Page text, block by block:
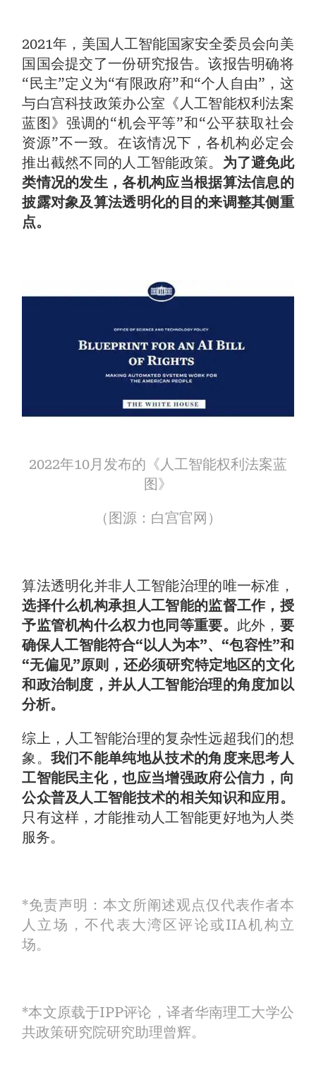
2021年，美国人工智能国家安全委员会向美
国国会提交了一份研究报告。该报告明确将
“民主”定义为“有限政府”和“个人自由”，这
与白宫科技政策办公室《人工智能权利法案
蓝图》强调的“机会平等”和“公平获取社会
资源”不一致。在该情况下，各机构必定会
推出截然不同的人工智能政策。 为了避免此
类情况的发生，各机构应当根据算法信息的
披露对象及算法透明化的目的来调整其侧重
点。
2022年10月发布的《人工智能权利法案蓝
图》
（图源：白宫官网）
算法透明化并非人工智能治理的唯一标准，
选择什么机构承担人工智能的监督工作，授
予监管机构什么权力也同等重要。 此外， 要
确保人工智能符合“以人为本”、“包容性”和
“无偏见”原则，还必须研究特定地区的文化
和政治制度，并从人工智能治理的角度加以
分析。
综上，人工智能治理的复杂性远超我们的想
象。 我们不能单纯地从技术的角度来思考人
工智能民主化，也应当增强政府公信力，向
公众普及人工智能技术的相关知识和应用。
只有这样，才能推动人工智能更好地为人类
服务。
*免责声明：本文所阐述观点仅代表作者本
人立场，不代表大湾区评论或IIA机构立
场。
*本文原载于IPP评论，译者华南理工大学公
共政策研究院研究助理曾辉。